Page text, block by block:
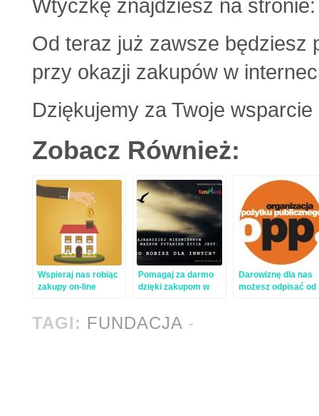
Wtyczkę znajdziesz na
Od teraz już zawsze będziesz
przy okazji zakupów w
Dziękujemy za Twoje wsparcie
Zobacz Również:
Wspieraj nas robiąc
zakupy on-line
Pomagaj za darmo
dzięki zakupom w
Darowiznę dla nas
możesz odpisać od
TAGI: FUNDACJA-